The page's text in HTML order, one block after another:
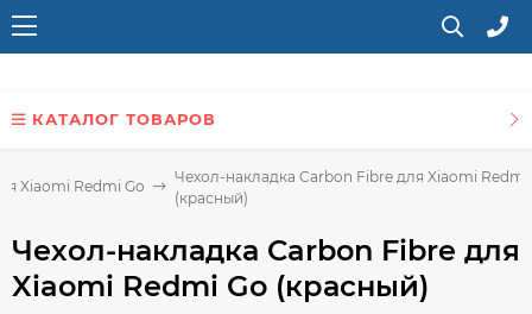
КАТАЛОГ ТОВАРОВ
Xiaomi Redmi Go
Чехол-накладка Carbon Fibre для Xiaomi Redmi
(красный)
Чехол-накладка Carbon Fibre для
Xiaomi Redmi Go (красный)